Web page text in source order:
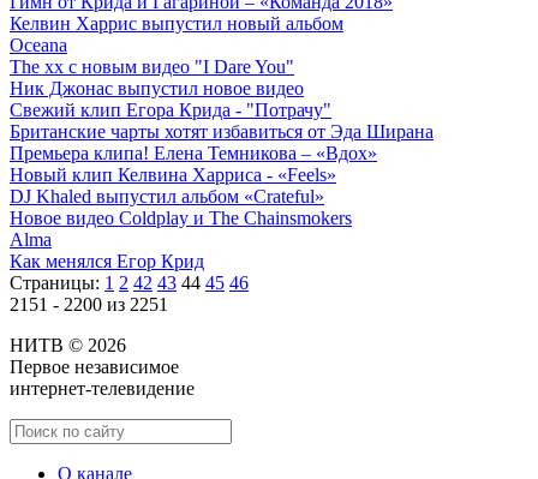
Келвин Харрис выпустил новый альбом
Oceana
The xx с новым видео "I Dare You"
Ник Джонас выпустил новое видео
Свежий клип Егора Крида - "Потрачу"
Британские чарты хотят избавиться от Эда Ширана
Премьера клипа! Елена Темникова – «Вдох»
Новый клип Келвина Харриса - «Feels»
DJ Khaled выпустил альбом «Crateful»
Новое видео Coldplay и The Chainsmokers
Alma
Как менялся Егор Крид
Страницы: 1 2 42 43 44 45 46
2151 - 2200 из 2251
НИТВ © 2026
Первое независимое
интернет-телевидение
О канале